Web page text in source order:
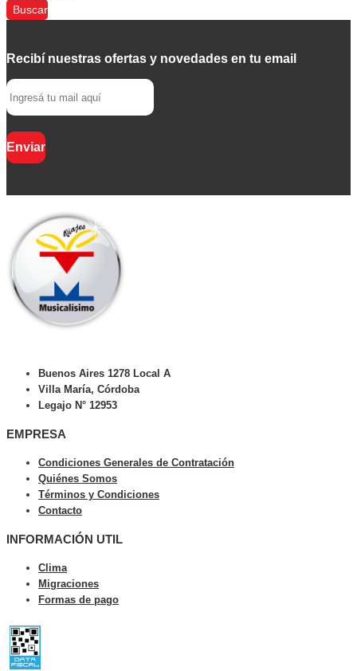
Buscar
Recibí nuestras ofertas y novedades en tu email
Enviar
Buenos Aires 1278 Local A
Villa María, Córdoba
Legajo N° 12953
EMPRESA
Condiciones Generales de Contratación
Quiénes Somos
Términos y Condiciones
Contacto
INFORMACIÓN UTIL
Clima
Migraciones
Formas de pago